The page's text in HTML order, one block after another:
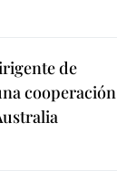
de
cooperación